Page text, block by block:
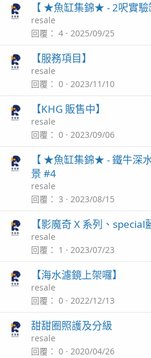
【 ★魚缸集錦★ - 2呎實
resale
回覆
4 2025/09/25
【服務項目】
resale
回覆
0 2023/11/10
【KHG 販售中】
resale
回覆
0 2023/09/06
【 ★魚缸集錦★ - 鐵牛深
景 #4
resale
回覆
3 2023/08/15
【影魔奇 X 系列、special
resale
回覆
1 2023/07/23
【海水濾鏡上架囉】
resale
回覆
0 2022/12/13
甜甜圈照護及分級
resale
回覆
0 2020/04/26